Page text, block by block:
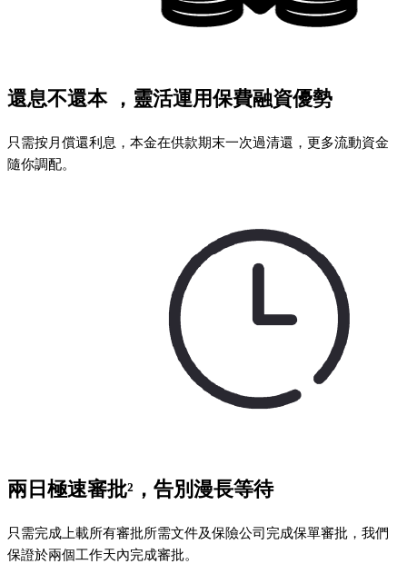
還息不還本 ，靈活運用保費融資優勢
只需按月償還利息，本金在供款期末一次過清還，更多流動資金
隨你調配。
兩日極速審批²，告別漫長等待
只需完成上載所有審批所需文件及保險公司完成保單審批，我們
保證於兩個工作天內完成審批。